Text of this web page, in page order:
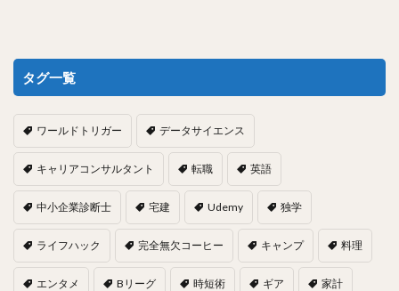
タグ一覧
ワールドトリガー データサイエンス
キャリアコンサルタント 転職 英語
中小企業診断士 宅建 Udemy 独学
ライフハック 完全無欠コーヒー キャンプ 料理
エンタメ Bリーグ 時短術 ギア 家計